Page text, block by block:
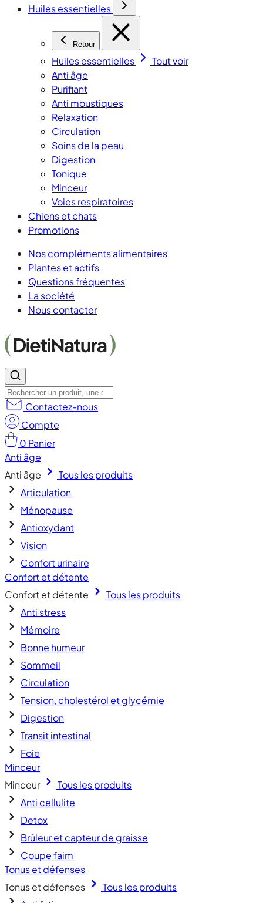
Huiles essentielles
Retour
Huiles essentielles
Tout voir
Anti âge
Purifiant
Anti moustiques
Relaxation
Circulation
Soins de la peau
Digestion
Tonique
Minceur
Voies respiratoires
Chiens et chats
Promotions
Nos compléments alimentaires
Plantes et actifs
Questions fréquentes
La société
Nous contacter
Contactez-nous
Compte
0 Panier
Anti âge
Anti âge
Tous les produits
Articulation
Ménopause
Antioxydant
Vision
Confort urinaire
Confort et détente
Confort et détente
Tous les produits
Anti stress
Mémoire
Bonne humeur
Sommeil
Circulation
Tension, cholestérol et glycémie
Digestion
Transit intestinal
Foie
Minceur
Minceur
Tous les produits
Anti cellulite
Detox
Brûleur et capteur de graisse
Coupe faim
Tonus et défenses
Tonus et défenses
Tous les produits